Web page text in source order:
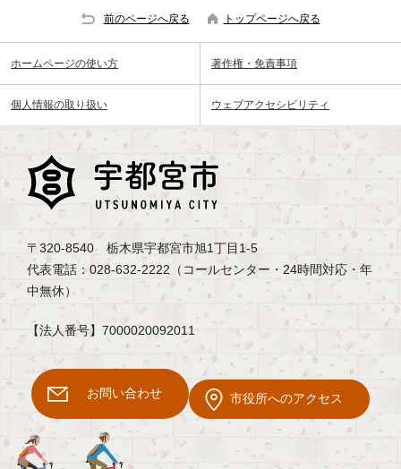
前のページへ戻る トップページへ戻る
ホームページの使い方 著作権・免責事項
個人情報の取り扱い ウェブアクセシビリティ
〒320-8540 栃木県宇都宮市旭1丁目1-5
代表電話：028-632-2222（コールセンター・24時間対応・年
中無休）
【法人番号】7000020092011
お問い合わせ 市役所へのアクセス